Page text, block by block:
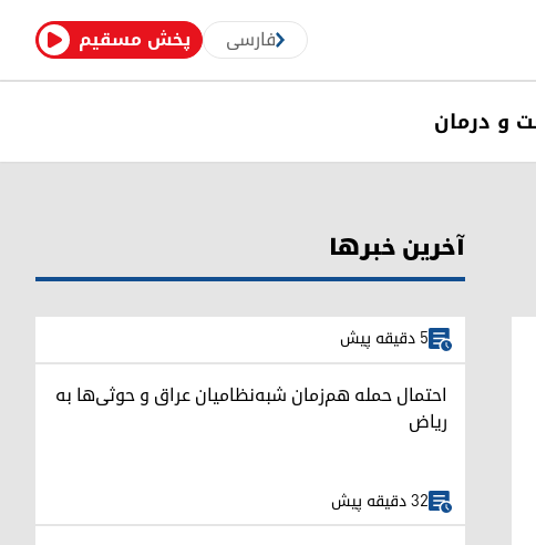
پخش مسقیم فارسی
و درمان
آخرین خبرها
5 دقیقه پیش
احتمال حمله هم‌زمان شبه‌نظامیان عراق و حوثی‌ها به
ریاض
32 دقیقه پیش